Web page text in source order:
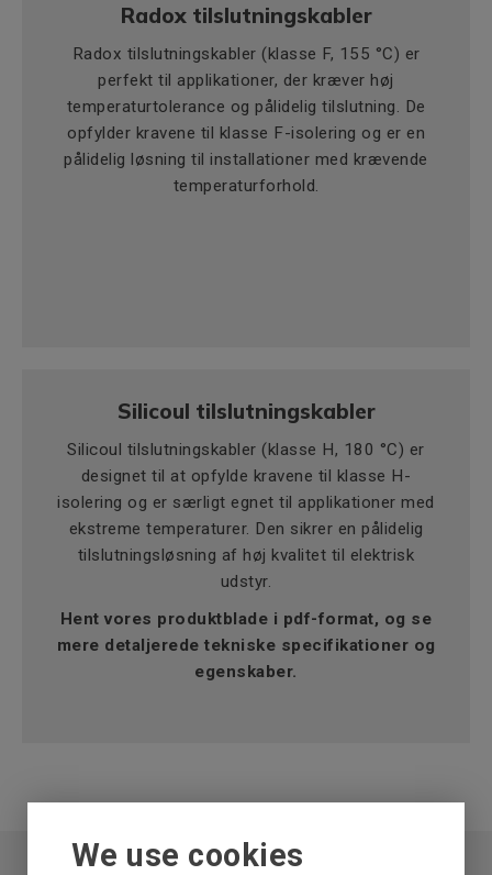
We use cookies
Radox tilslutningskabler
Radox tilslutningskabler (klasse F, 155 °C) er
perfekt til applikationer, der kræver høj
temperaturtolerance og pålidelig tilslutning. De
opfylder kravene til klasse F-isolering og er en
pålidelig løsning til installationer med krævende
temperaturforhold.
Silicoul tilslutningskabler
Silicoul tilslutningskabler (klasse H, 180 °C) er
designet til at opfylde kravene til klasse H-
isolering og er særligt egnet til applikationer med
ekstreme temperaturer. Den sikrer en pålidelig
tilslutningsløsning af høj kvalitet til elektrisk
udstyr.
Hent vores produktblade i pdf-format, og se
mere detaljerede tekniske specifikationer og
egenskaber.